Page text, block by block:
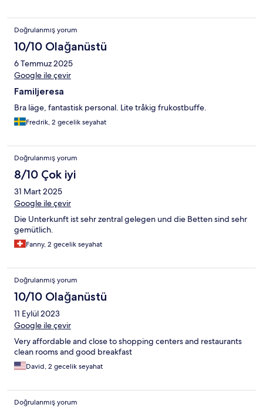
Doğrulanmış yorum
10/10 Olağanüstü
6 Temmuz 2025
Google ile çevir
Familjeresa
Bra läge, fantastisk personal. Lite tråkig frukostbuffe.
Fredrik, 2 gecelik seyahat
Doğrulanmış yorum
8/10 Çok iyi
31 Mart 2025
Google ile çevir
Die Unterkunft ist sehr zentral gelegen und die Betten sind sehr
gemütlich.
Fanny, 2 gecelik seyahat
Doğrulanmış yorum
10/10 Olağanüstü
11 Eylül 2023
Google ile çevir
Very affordable and close to shopping centers and restaurants
clean rooms and good breakfast
David, 2 gecelik seyahat
Doğrulanmış yorum